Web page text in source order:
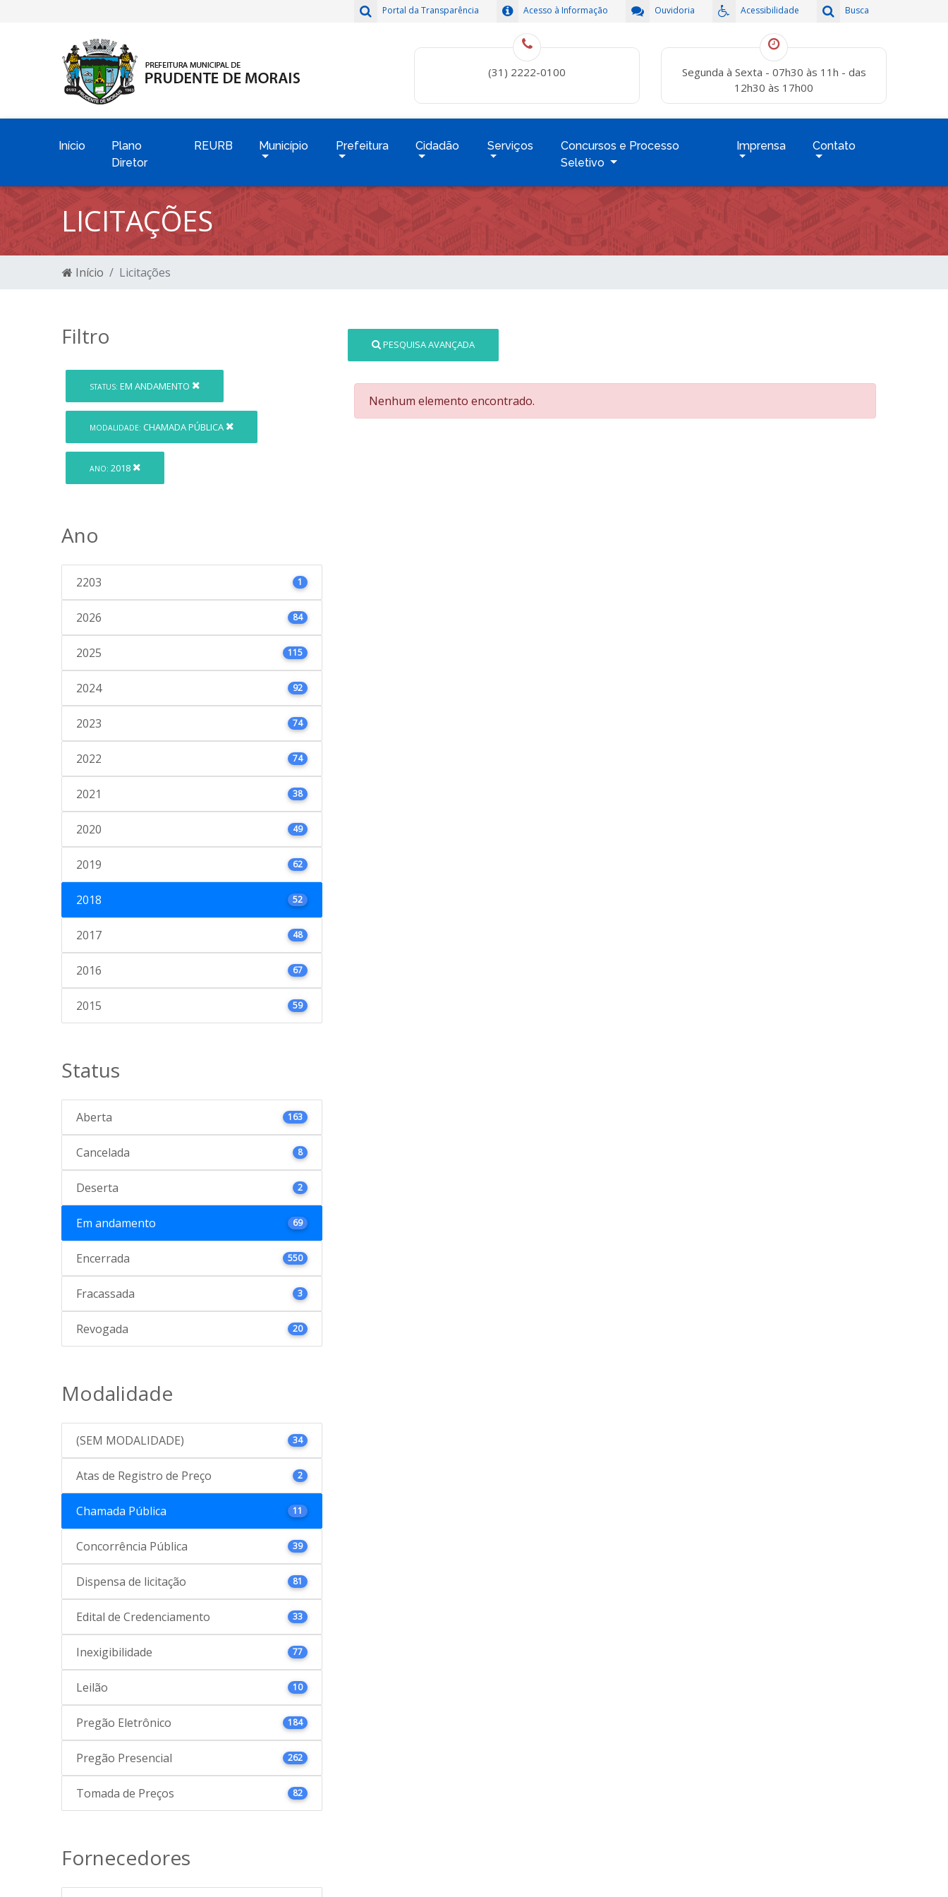
Busca
Acessibilidade
Ouvidoria
Acesso à Informação
Portal da Transparência
(31) 2222-0100
Segunda à Sexta - 07h30 às 11h - das
12h30 às 17h00
Início
Plano
Diretor
REURB Município Prefeitura Cidadão Serviços
Concursos e Processo
Seletivo
Imprensa Contato
LICITAÇÕES
Início Licitações
Filtro
STATUS: EM ANDAMENTO
MODALIDADE: CHAMADA PÚBLICA
ANO: 2018
Ano
2203 1
2026 84
2025 115
2024 92
2023 74
2022 74
2021 38
2020 49
2019 62
2018 52
2017 48
2016 67
2015 59
Status
Aberta 163
Cancelada 8
Deserta 2
Em andamento 69
Encerrada 550
Fracassada 3
Revogada 20
Modalidade
(SEM MODALIDADE) 34
Atas de Registro de Preço 2
Chamada Pública 11
Concorrência Pública 39
Dispensa de licitação 81
Edital de Credenciamento 33
Inexigibilidade 77
Leilão 10
Pregão Eletrônico 184
Pregão Presencial 262
Tomada de Preços 82
Fornecedores
PESQUISA AVANÇADA
Nenhum elemento encontrado.